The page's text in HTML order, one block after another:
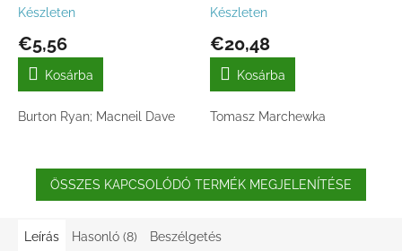
Készleten
€5,56
Kosárba
Burton Ryan; Macneil Dave
Készleten
€20,48
Kosárba
Tomasz Marchewka
ÖSSZES KAPCSOLÓDÓ TERMÉK MEGJELENÍTÉSE
Leírás Hasonló (8) Beszélgetés